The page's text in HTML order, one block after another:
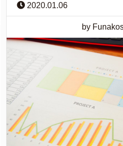
2020.01.06
by